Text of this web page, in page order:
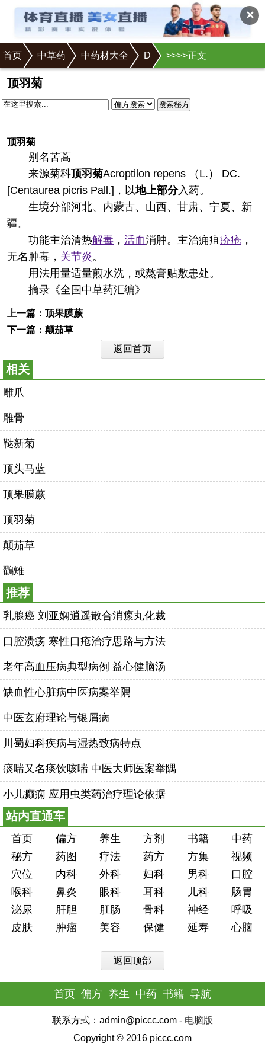
✕
首页 >
中草药 >
中药材大全 >
D >正文
顶羽菊
搜索秘方
顶羽菊
别名苦蒿
来源菊科顶羽菊Acroptilon repens （L.） DC.
[Centaurea picris Pall.]，以地上部分入药。
生境分部河北、内蒙古、山西、甘肃、宁夏、新
疆。
功能主治清热解毒 ， 活血消肿。主治痈疽疥疮 ，
无名肿毒， 关节炎 。
用法用量适量煎水洗，或熬膏贴敷患处。
摘录 《全国中草药汇编》
上一篇： 顶果膜蕨
下一篇： 颠茄草
返回首页
相关
雕爪
雕骨
鞑新菊
顶头马蓝
顶果膜蕨
顶羽菊
颠茄草
鸐雉
推荐
乳腺癌 刘亚娴逍遥散合消瘰丸化裁
口腔溃疡 寒性口疮治疗思路与方法
老年高血压病典型病例 益心健脑汤
缺血性心脏病中医病案举隅
中医玄府理论与银屑病
川蜀妇科疾病与湿热致病特点
痰喘又名痰饮咳喘 中医大师医案举隅
小儿癫痫 应用虫类药治疗理论依据
站内直通车
首页 偏方 养生 方剂 书籍
中药
秘方
药图 疗法 药方 方集
视频
穴位
内科 外科 妇科 男科
口腔
喉科
鼻炎 眼科 耳科 儿科
肠胃
泌尿
肝胆 肛肠 骨科 神经
呼吸
皮肤
肿瘤 美容 保健 延寿 心脑
返回顶部
首页 偏方 养生 中药 书籍 导航
联系方式：admin@piccc.com - 电脑版
Copyright © 2016 piccc.com